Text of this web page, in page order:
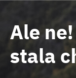
Ale
stala